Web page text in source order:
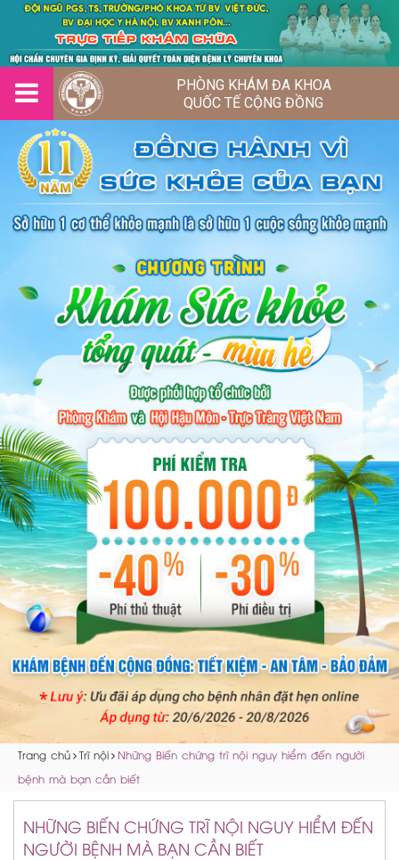
PHÒNG KHÁM ĐA KHOA
QUỐC TẾ CỘNG ĐỒNG
Trang chủ Trĩ nội
Những Biến chứng trĩ nội nguy hiểm đến người
bệnh mà bạn cần biết
NHỮNG BIẾN CHỨNG TRĨ NỘI NGUY HIỂM ĐẾN
NGƯỜI BỆNH MÀ BẠN CẦN BIẾT